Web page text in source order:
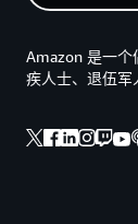
Amazon 是一个
疾人士、退伍军